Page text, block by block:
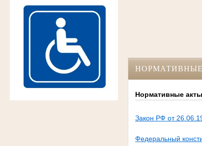
Нормативные акты
Закон РФ от
Федеральный